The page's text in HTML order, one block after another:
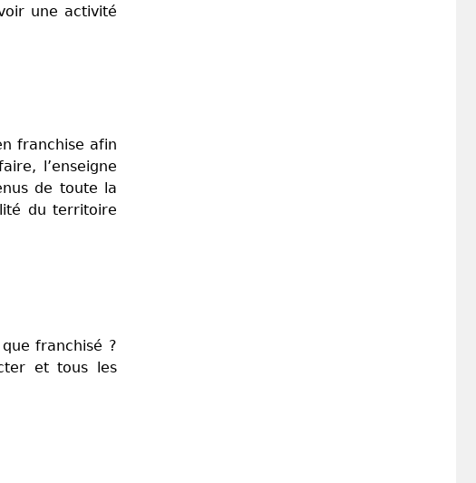
une activité
franchise afin
l’enseigne
de toute la
du territoire
franchisé ?
et tous les